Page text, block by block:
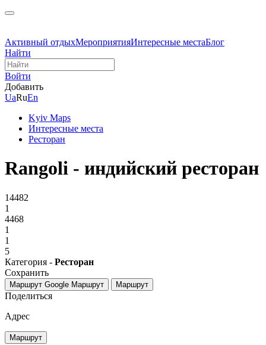
Активный отдыхМероприятияИнтересные местаБлог
Найти
Войти
Добавить
UaRuEn
Kyiv Maps
Интересные места
Ресторан
Rangoli - индийский ресторан
14482
1
4468
1
1
5
Категория - Ресторан
Сохранить
Маршрут Google Маршрут Маршрут
Поделиться
Адрес
Маршрут